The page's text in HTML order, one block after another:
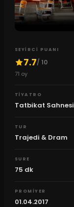
SEYIRCI PUANI
7.7/ 10
71 oy
TIYATRO
Tatbikat Sahnesi
TUR
Trajedi & Dram
SURE
75 dk
PROMIYER
01.04.2017